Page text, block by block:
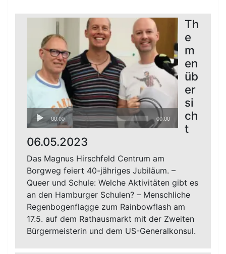
Audio-
Player
00:00 00:00
Th
e
m
en
üb
er
si
ch
t
06.05.2023
Das Magnus Hirschfeld Centrum am
Borgweg feiert 40-jähriges Jubiläum. –
Queer und Schule: Welche Aktivitäten gibt es
an den Hamburger Schulen? – Menschliche
Regenbogenflagge zum Rainbowflash am
17.5. auf dem Rathausmarkt mit der Zweiten
Bürgermeisterin und dem US-Generalkonsul.